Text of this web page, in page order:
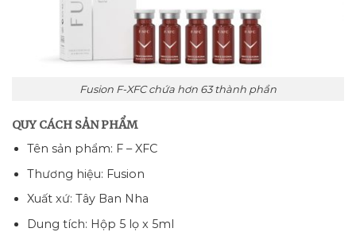
Fusion F-XFC chứa hơn 63 thành phần
QUY CÁCH SẢN PHẨM
Tên sản phẩm: F – XFC
Thương hiệu: Fusion
Xuất xứ: Tây Ban Nha
Dung tích: Hộp 5 lọ x 5ml